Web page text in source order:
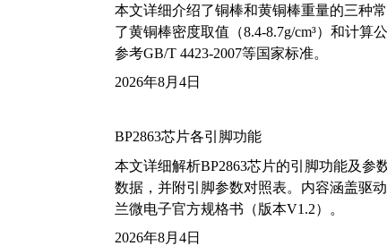
本文详细介绍了铜棒和黄铜棒重量的三种
了黄铜棒密度取值（8.4-8.7g/cm³）和计
参考GB/T 4423-2007等国家标准。
2026年8月4日
BP2863芯片各引脚功能
本文详细解析BP2863芯片的引脚功能及
数据，并附引脚参数对照表。内容涵盖驱
兰微电子官方规格书（版本V1.2）。
2026年8月4日